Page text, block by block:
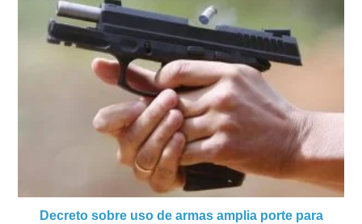
Decreto sobre uso de armas amplia porte para